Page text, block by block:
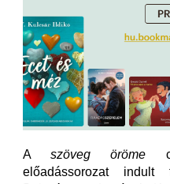
Aszöveg öröme
előadássorozat